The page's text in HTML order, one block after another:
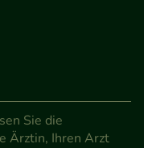
Sie die
Ärztin, Ihren Arzt